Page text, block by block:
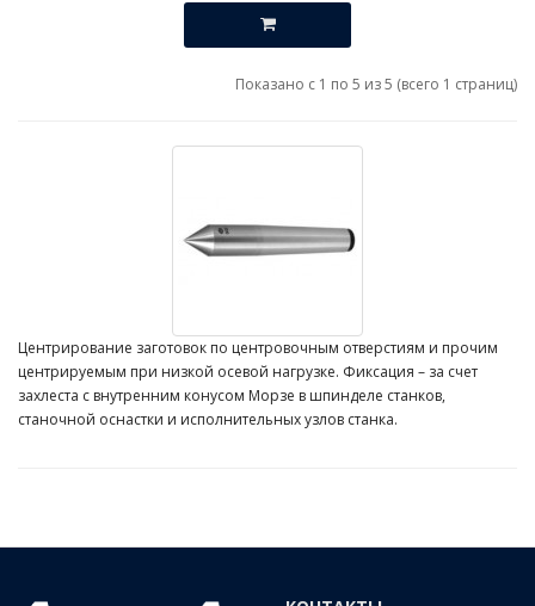
Показано с 1 по 5 из 5 (всего 1 страниц)
Центрирование заготовок по центровочным отверстиям и прочим
центрируемым при низкой осевой нагрузке. Фиксация – за счет
захлеста с внутренним конусом Морзе в шпинделе станков,
станочной оснастки и исполнительных узлов станка.